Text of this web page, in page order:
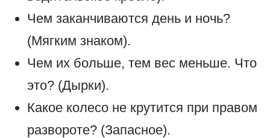
Чем заканчиваются день и ночь?
(Мягким знаком).
Чем их больше, тем вес меньше. Что
это? (Дырки).
Какое колесо не крутится при правом
развороте? (Запасное).